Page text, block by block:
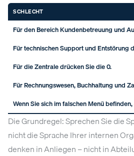
SCHLECHT
Für den Bereich Kundenbetreuung und
Für technischen Support und Entstörung
Für die Zentrale drücken Sie die 0.
Für Rechnungswesen, Buchhaltung und
Wenn Sie sich im falschen Menü
Die Grundregel: Sprechen Sie die
nicht die Sprache Ihrer internen
denken in Anliegen – nicht in